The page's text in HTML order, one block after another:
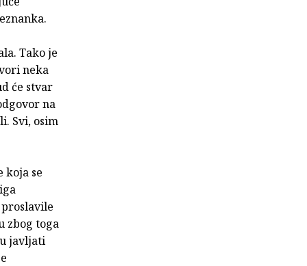
Tako je
neka
će stvar
na
Svi, osim
koja se
zbog toga
javljati